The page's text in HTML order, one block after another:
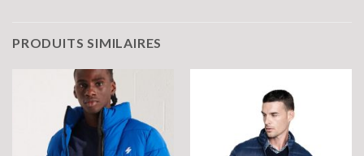
PRODUITS SIMILAIRES